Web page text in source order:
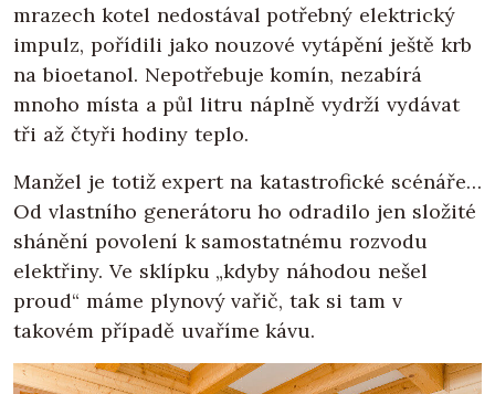
mrazech kotel nedostával potřebný elektrický
impulz, pořídili jako nouzové vytápění ještě krb
na bioetanol. Nepotřebuje komín, nezabírá
mnoho místa a půl litru náplně vydrží vydávat
tři až čtyři hodiny teplo.
Manžel je totiž expert na katastrofické scénáře…
Od vlastního generátoru ho odradilo jen složité
shánění povolení k samostatnému rozvodu
elektřiny. Ve sklípku „kdyby náhodou nešel
proud“ máme plynový vařič, tak si tam v
takovém případě uvaříme kávu.